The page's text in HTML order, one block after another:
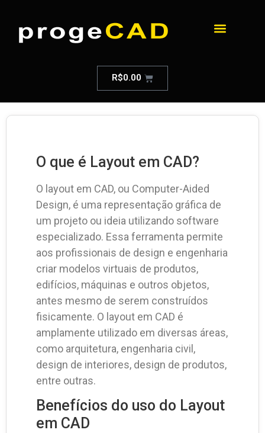
R$0.00
O que é Layout em CAD?
O layout em CAD, ou Computer-Aided
Design, é uma representação gráfica de
um projeto ou ideia utilizando software
especializado. Essa ferramenta permite
aos profissionais de design e engenharia
criar modelos virtuais de produtos,
edifícios, máquinas e outros objetos,
antes mesmo de serem construídos
fisicamente. O layout em CAD é
amplamente utilizado em diversas áreas,
como arquitetura, engenharia civil,
design de interiores, design de produtos,
entre outras.
Benefícios do uso do Layout
em CAD